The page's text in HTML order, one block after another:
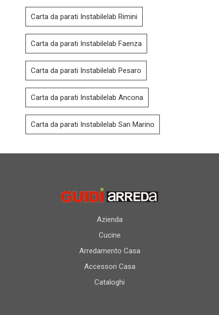
Carta da parati Instabilelab Rimini
Carta da parati Instabilelab Faenza
Carta da parati Instabilelab Pesaro
Carta da parati Instabilelab Ancona
Carta da parati Instabilelab San Marino
Azienda
Cucine
Arredamento Casa
Accessori Casa
Cataloghi